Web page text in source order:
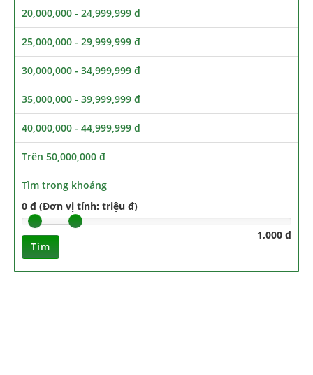
20,000,000 - 24,999,999 đ
25,000,000 - 29,999,999 đ
30,000,000 - 34,999,999 đ
35,000,000 - 39,999,999 đ
40,000,000 - 44,999,999 đ
Trên 50,000,000 đ
Tìm trong khoảng
0 đ (Đơn vị tính: triệu đ)
1,000 đ
Tìm